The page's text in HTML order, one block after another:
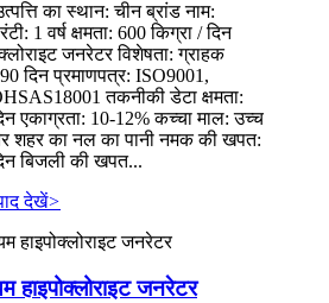
का स्थान: चीन ब्रांड नाम:
1 वर्ष क्षमता: 600 किग्रा / दिन
जनरेटर विशेषता: ग्राहक
दिन प्रमाणपत्र: ISO9001,
तकनीकी डेटा क्षमता:
एकाग्रता: 10-12% कच्चा माल: उच्च
शहर का नल का पानी नमक की खपत:
बिजली की खपत...
देखें>
हाइपोक्लोराइट जनरेटर